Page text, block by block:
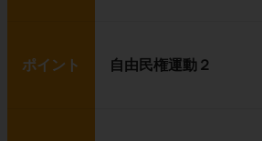
ポイント 自由民権運動２